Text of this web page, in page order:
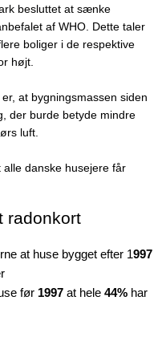
(NYHED)
besluttet at sænke
af WHO. Dette taler
boliger i de respektive
højt.
at bygningsmassen siden
der burde betyde mindre
luft.
danske husejere får
radonkort
at huse bygget efter 1997
før 1997 at hele 44% har